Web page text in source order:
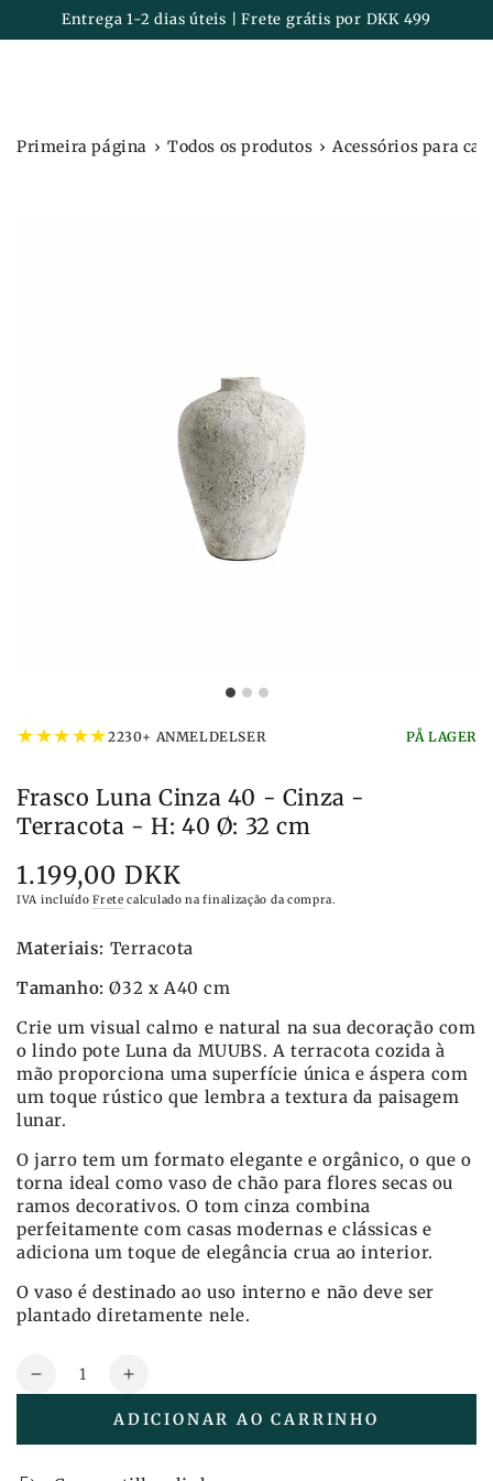
IR PARA O
CONTEÚDO
Entrega 1-2 dias úteis | Frete grátis por DKK 499
Primeira página › Todos os produtos › Acessórios para
★★★★★2230+ ANMELDELSER PÅ LAGER
Frasco Luna Cinza 40 - Cinza -
Terracota - H: 40 Ø: 32 cm
Preço
1.199,00 DKK
IVA incluídoFrete calculado na finalização da compra.
Materiais: Terracota
Tamanho: Ø32 x A40 cm
Crie um visual calmo e natural na sua decoração com
o lindo pote Luna da MUUBS. A terracota cozida à
mão proporciona uma superfície única e áspera com
um toque rústico que lembra a textura da paisagem
lunar.
O jarro tem um formato elegante e orgânico, o que o
torna ideal como vaso de chão para flores secas ou
ramos decorativos. O tom cinza combina
perfeitamente com casas modernas e clássicas e
adiciona um toque de elegância crua ao interior.
O vaso é destinado ao uso interno e não deve ser
plantado diretamente nele.
Quantidade
Reduza
quantidade
Frasco
Aumente
quantidade
Frasco
ADICIONAR AO CARRINHO